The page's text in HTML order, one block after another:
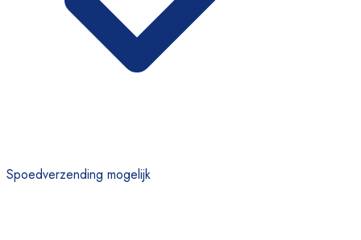
Spoedverzending mogelijk